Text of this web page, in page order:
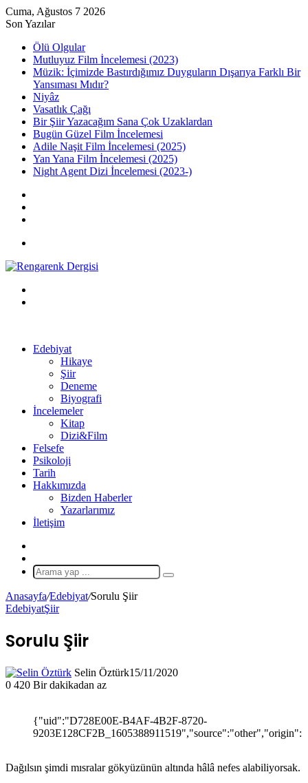
Cuma, Ağustos 7 2026
Son Yazılar
Ölü Olgular
Mutluyuz Film İncelemesi (2023)
Müzik: İçimizde Bastırdığımız Duyguların Dışarıya Farklı Bir
Yansıması Mıdır?
Niyâz
Vasatlık Çağı
Bir Şiir Yazacağım Sana Çok Uzaklardan
Bugün Güzel Film İncelemesi
Adile Naşit Film İncelemesi (2025)
Yan Yana Film İncelemesi (2025)
Night Agent Dizi İncelemesi (2023-)
Edebiyat
Hikaye
Şiir
Deneme
Biyografi
İncelemeler
Kitap
Dizi&Film
Felsefe
Psikoloji
Tarih
Hakkımızda
Bizden Haberler
Yazarlarımız
İletişim
Makale
Arama
Anasayfa/Edebiyat/Sorulu Şiir
EdebiyatŞiir
Sorulu Şiir
Selin Öztürk15/11/2020
0 420 Bir dakikadan az
{"uid":"D728E00E-B4AF-4B2F-8720-
Dağılsın şimdi mısralar gökyüzünün altında hâlâ nefes alabiliyorsak.